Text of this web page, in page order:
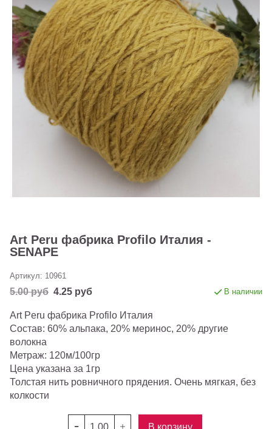
Art Peru фабрика Profilo Италия -
SENAPE
Артикул: 10961
5.00 руб 4.25 руб В наличии
Art Peru фабрика Profilo Италия
Состав: 60% альпака, 20% меринос, 20% другие
волокна
Метраж: 120м/100гр
Цена указана за 1гр
Толстая нить ровничного прядения. Очень мягкая, без
колкости
В корзину